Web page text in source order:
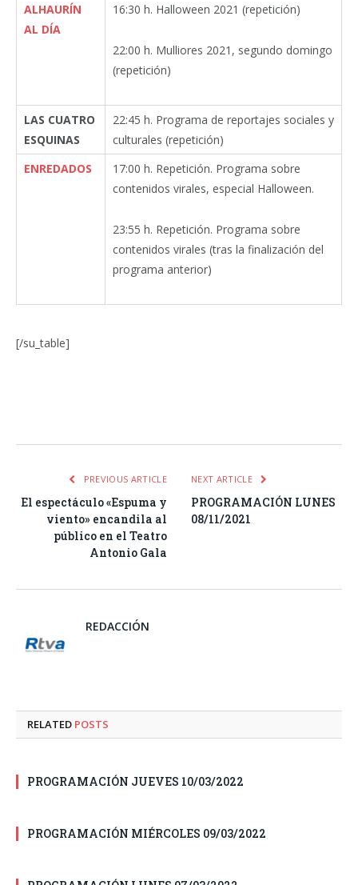
ALHAURÍN
AL DÍA
16:30 h. Halloween 2021 (repetición)
22:00 h. Mulliores 2021, segundo domingo
(repetición)
LAS CUATRO
ESQUINAS
22:45 h. Programa de reportajes sociales y
culturales (repetición)
ENREDADOS
17:00 h. Repetición. Programa sobre
contenidos virales, especial Halloween.
23:55 h. Repetición. Programa sobre
contenidos virales (tras la finalización del
programa anterior)
[/su_table]
PREVIOUS ARTICLE
El espectáculo «Espuma y
viento» encandila al
público en el Teatro
Antonio Gala
NEXT ARTICLE
PROGRAMACIÓN LUNES
08/11/2021
REDACCIÓN
RELATED POSTS
PROGRAMACIÓN JUEVES 10/03/2022
PROGRAMACIÓN MIÉRCOLES 09/03/2022